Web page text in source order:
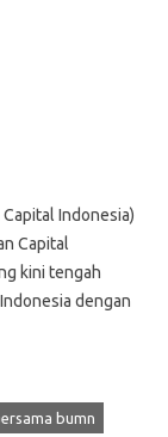
Indonesia)
Capital
kini tengah
dengan
bumn